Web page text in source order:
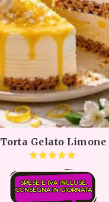
Torta Gelato Limone
SPESE E IVA INCLUSE.
CONSEGNA IN GIORNATA